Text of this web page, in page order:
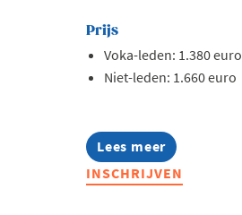
Prijs
Voka-leden: 1.380 euro
Niet-leden: 1.660 euro
Lees meer
about
Lerend
Netwerk
INSCHRIJVEN